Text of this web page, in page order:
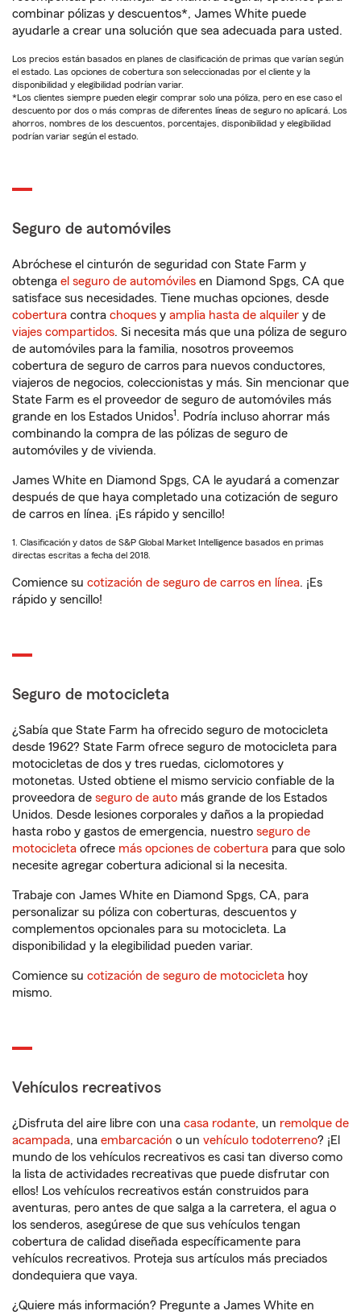
combinar pólizas y descuentos*, James White puede
ayudarle a crear una solución que sea adecuada para usted.
Los precios están basados en planes de clasificación de primas que varían según
el estado. Las opciones de cobertura son seleccionadas por el cliente y la
disponibilidad y elegibilidad podrían variar.
*Los clientes siempre pueden elegir comprar solo una póliza, pero en ese caso el
descuento por dos o más compras de diferentes líneas de seguro no aplicará. Los
ahorros, nombres de los descuentos, porcentajes, disponibilidad y elegibilidad
podrían variar según el estado.
Seguro de automóviles
Abróchese el cinturón de seguridad con State Farm y
obtenga el seguro de automóviles en Diamond Spgs, CA que
satisface sus necesidades. Tiene muchas opciones, desde
cobertura contra choques y amplia hasta de alquiler y de
viajes compartidos. Si necesita más que una póliza de seguro
de automóviles para la familia, nosotros proveemos
cobertura de seguro de carros para nuevos conductores,
viajeros de negocios, coleccionistas y más. Sin mencionar que
State Farm es el proveedor de seguro de automóviles más
grande en los Estados Unidos1 . Podría incluso ahorrar más
combinando la compra de las pólizas de seguro de
automóviles y de vivienda.
James White en Diamond Spgs, CA le ayudará a comenzar
después de que haya completado una cotización de seguro
de carros en línea. ¡Es rápido y sencillo!
1. Clasificación y datos de S&P Global Market Intelligence basados en primas
directas escritas a fecha del 2018.
Comience su cotización de seguro de carros en línea. ¡Es
rápido y sencillo!
Seguro de motocicleta
¿Sabía que State Farm ha ofrecido seguro de motocicleta
desde 1962? State Farm ofrece seguro de motocicleta para
motocicletas de dos y tres ruedas, ciclomotores y
motonetas. Usted obtiene el mismo servicio confiable de la
proveedora de seguro de auto más grande de los Estados
Unidos. Desde lesiones corporales y daños a la propiedad
hasta robo y gastos de emergencia, nuestro seguro de
motocicleta ofrece más opciones de cobertura para que solo
necesite agregar cobertura adicional si la necesita.
Trabaje con James White en Diamond Spgs, CA, para
personalizar su póliza con coberturas, descuentos y
complementos opcionales para su motocicleta. La
disponibilidad y la elegibilidad pueden variar.
Comience su cotización de seguro de motocicleta hoy
mismo.
Vehículos recreativos
¿Disfruta del aire libre con una casa rodante, un remolque de
acampada, una embarcación o un vehículo todoterreno? ¡El
mundo de los vehículos recreativos es casi tan diverso como
la lista de actividades recreativas que puede disfrutar con
ellos! Los vehículos recreativos están construidos para
aventuras, pero antes de que salga a la carretera, el agua o
los senderos, asegúrese de que sus vehículos tengan
cobertura de calidad diseñada específicamente para
vehículos recreativos. Proteja sus artículos más preciados
dondequiera que vaya.
¿Quiere más información? Pregunte a James White en